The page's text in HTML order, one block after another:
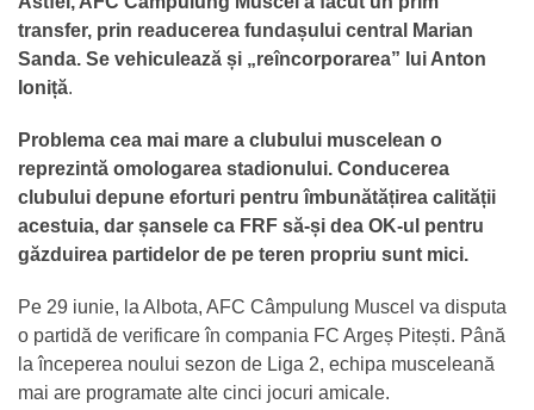
transfer, prin readucerea fundașului central Marian
Sanda. Se vehiculează și „reîncorporarea” lui Anton
Ioniță.
Problema cea mai mare a clubului muscelean o
reprezintă omologarea stadionului. Conducerea
clubului depune eforturi pentru îmbunătățirea calității
acestuia, dar șansele ca FRF să-și dea OK-ul pentru
găzduirea partidelor de pe teren propriu sunt mici.
Pe 29 iunie, la Albota, AFC Câmpulung Muscel va disputa
o partidă de verificare în compania FC Argeș Pitești. Până
la începerea noului sezon de Liga 2, echipa musceleană
mai are programate alte cinci jocuri amicale.